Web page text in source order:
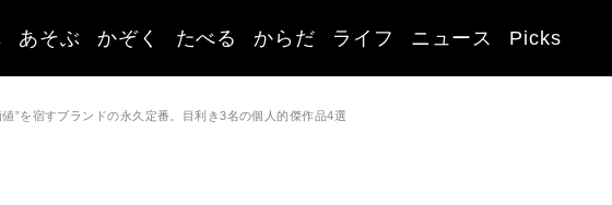
あそぶ かぞく たべる からだ ライフ ニュース Picks
”を宿すブランドの永久定番。目利き3名の個人的傑作品4選